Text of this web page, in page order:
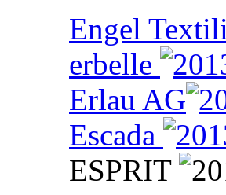
Engel
erbelle
Erlau AG
Escada
ESPRIT